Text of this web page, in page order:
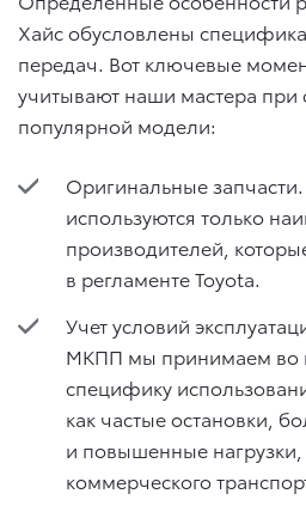
Хайс обусловлены
передач. Вот ключевые
учитывают наши мастера при
популярной модели:
Оригинальные
используются только
производителей,
в регламенте Toyota.
Учет условий
МКПП мы принимаем во
специфику
как частые остановки,
и повышенные нагрузки,
коммерческого